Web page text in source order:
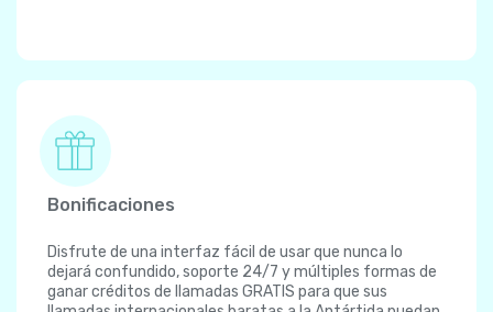
Bonificaciones
Disfrute de una interfaz fácil de usar que nunca lo
dejará confundido, soporte 24/7 y múltiples formas de
ganar créditos de llamadas GRATIS para que sus